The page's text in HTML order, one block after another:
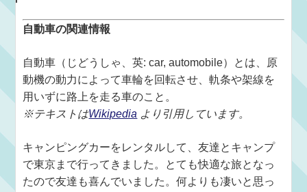
自動車の関連情報
自動車（じどうしゃ、英: car, automobile）とは、原
動機の動力によって車輪を回転させ、軌条や架線を
用いずに路上を走る車のこと。
※テキストはWikipedia より引用しています。
キャンピングカーをレンタルして、友達とキャンプ
で東京まで行ってきました。とても快適な旅となっ
たので友達も喜んでいました。何よりも凄いと思っ